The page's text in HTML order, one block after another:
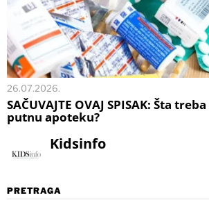
26.07.2026.
SAČUVAJTE OVAJ SPISAK: Šta
putnu apoteku?
Kidsinfo
PRETRAGA